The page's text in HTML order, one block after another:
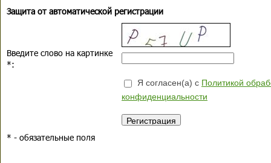
Защита от автоматической регистрации
Введите слово на картинке
*:
Я согласен(а) с Политикой
конфиденциальности
* - обязательные поля